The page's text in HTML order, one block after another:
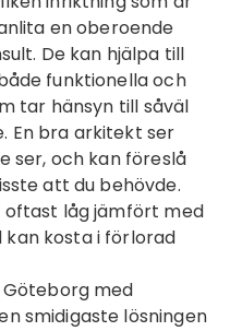
en oberoende
De kan hjälpa till
funktionella och
tar hänsyn till såväl
En bra arkitekt ser
ser, och kan föreslå
att du behövde.
oftast låg jämfört med
kosta i förlorad
med
smidigaste lösningen